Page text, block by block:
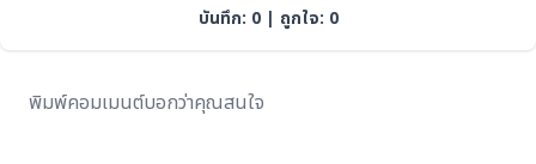
บันทึก: 0| ถูกใจ: 0